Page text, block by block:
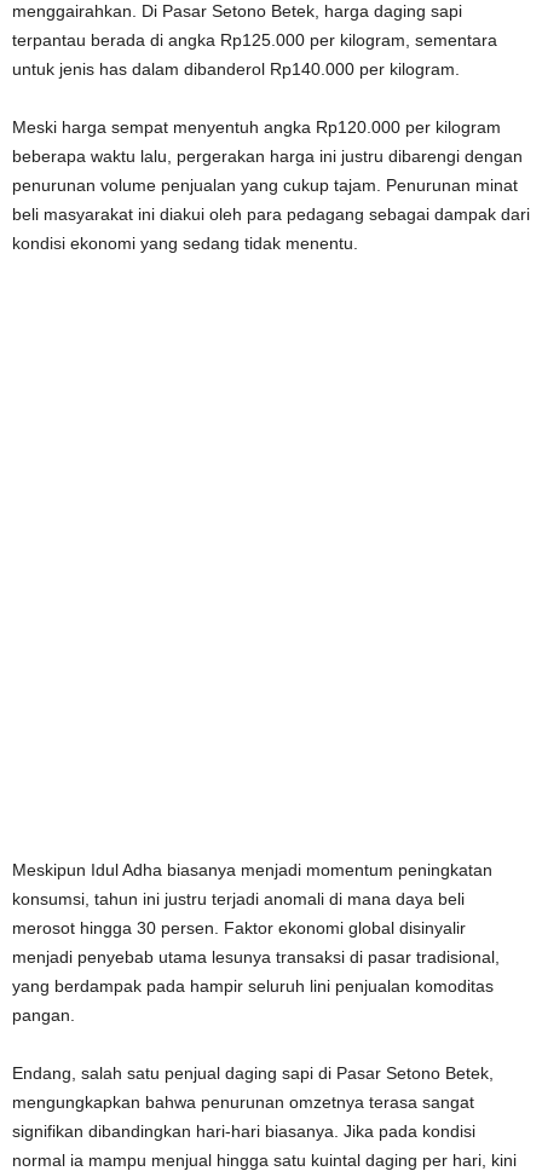
menggairahkan. Di Pasar Setono Betek, harga daging sapi
terpantau berada di angka Rp125.000 per kilogram, sementara
untuk jenis has dalam dibanderol Rp140.000 per kilogram.
Meski harga sempat menyentuh angka Rp120.000 per kilogram
beberapa waktu lalu, pergerakan harga ini justru dibarengi dengan
penurunan volume penjualan yang cukup tajam. Penurunan minat
beli masyarakat ini diakui oleh para pedagang sebagai dampak dari
kondisi ekonomi yang sedang tidak menentu.
Meskipun Idul Adha biasanya menjadi momentum peningkatan
konsumsi, tahun ini justru terjadi anomali di mana daya beli
merosot hingga 30 persen. Faktor ekonomi global disinyalir
menjadi penyebab utama lesunya transaksi di pasar tradisional,
yang berdampak pada hampir seluruh lini penjualan komoditas
pangan.
Endang, salah satu penjual daging sapi di Pasar Setono Betek,
mengungkapkan bahwa penurunan omzetnya terasa sangat
signifikan dibandingkan hari-hari biasanya. Jika pada kondisi
normal ia mampu menjual hingga satu kuintal daging per hari, kini